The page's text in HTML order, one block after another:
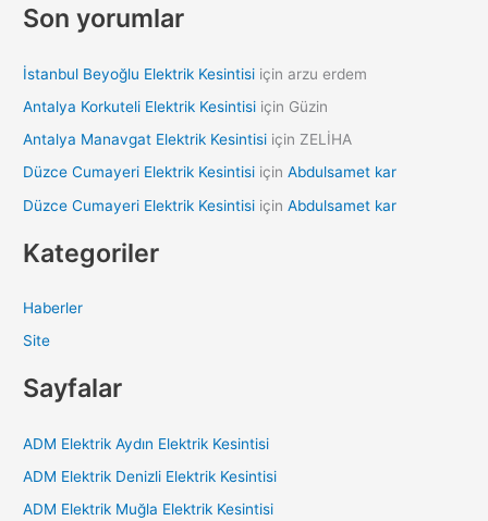
Son yorumlar
İstanbul Beyoğlu Elektrik Kesintisi içinarzu erdem
Antalya Korkuteli Elektrik Kesintisi için Güzin
Antalya Manavgat Elektrik Kesintisi için ZELİHA
Düzce Cumayeri Elektrik Kesintisi içinAbdulsamet kar
Düzce Cumayeri Elektrik Kesintisi içinAbdulsamet kar
Kategoriler
Haberler
Site
Sayfalar
ADM Elektrik Aydın Elektrik Kesintisi
ADM Elektrik Denizli Elektrik Kesintisi
ADM Elektrik Muğla Elektrik Kesintisi